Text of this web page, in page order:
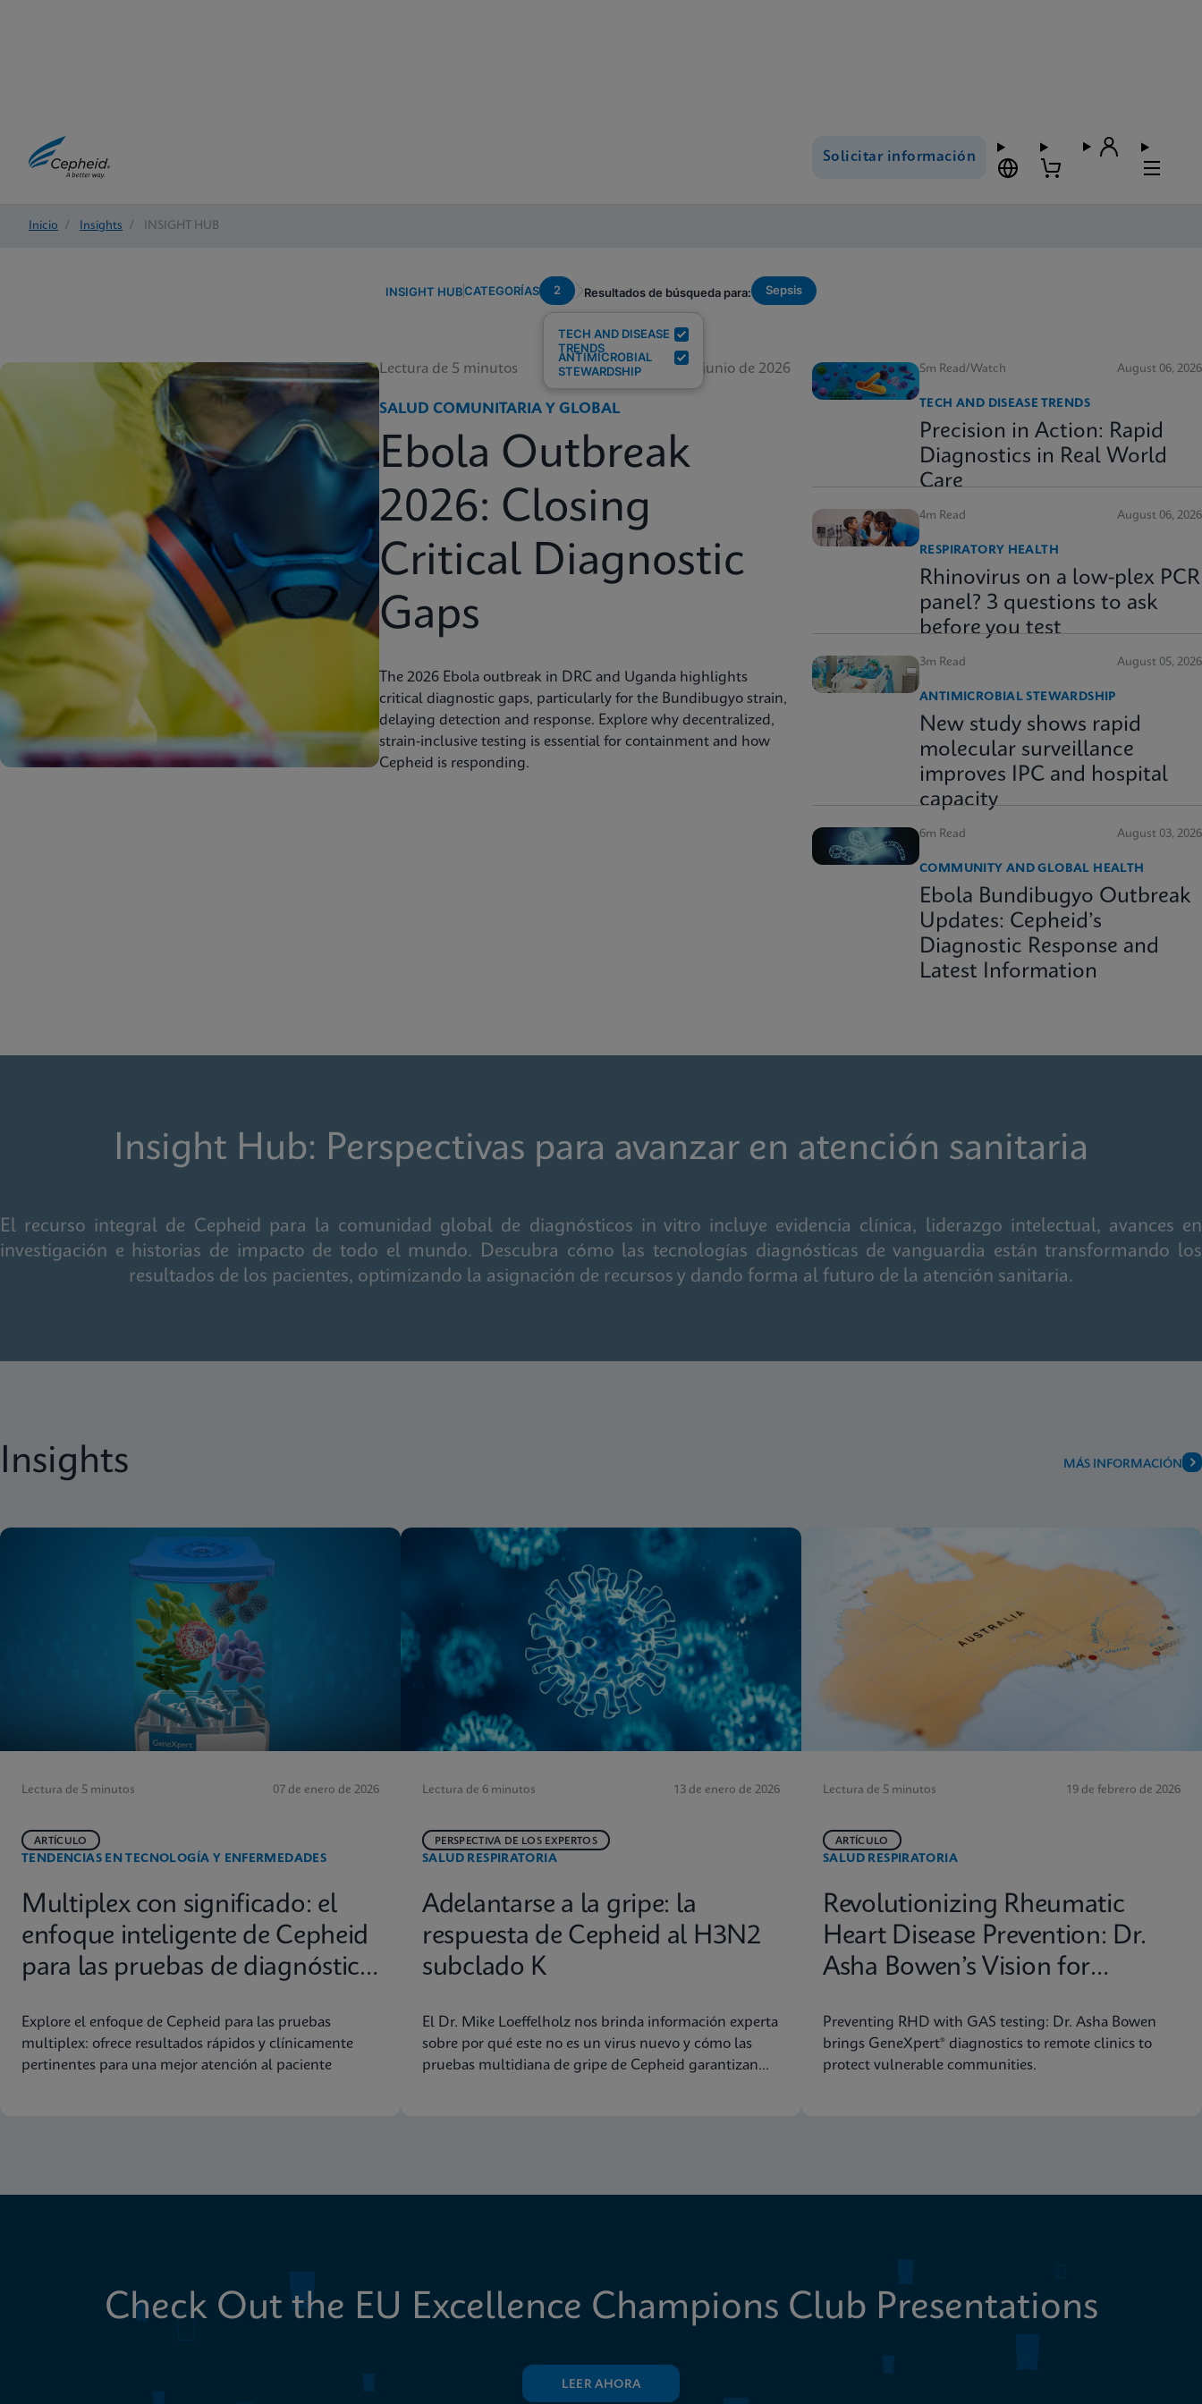
Solicitar información
Inicio / Insights / INSIGHT HUB
INSIGHT HUBCATEGORÍAS 2
TECH AND DISEASE
TRENDS
ANTIMICROBIAL
STEWARDSHIP
Resultados de búsqueda para: Sepsis
Lectura de 5 minutos 12 de junio de 2026
SALUD COMUNITARIA Y GLOBAL
Ebola Outbreak
2026: Closing
Critical Diagnostic
Gaps
The 2026 Ebola outbreak in DRC and Uganda highlights
critical diagnostic gaps, particularly for the Bundibugyo strain,
delaying detection and response. Explore why decentralized,
strain-inclusive testing is essential for containment and how
Cepheid is responding.
5m Read/Watch August 06, 2026
TECH AND DISEASE TRENDS
Precision in Action: Rapid
Diagnostics in Real World
Care
4m Read August 06, 2026
RESPIRATORY HEALTH
Rhinovirus on a low-plex PCR
panel? 3 questions to ask
before you test
3m Read August 05, 2026
ANTIMICROBIAL STEWARDSHIP
New study shows rapid
molecular surveillance
improves IPC and hospital
capacity
6m Read August 03, 2026
COMMUNITY AND GLOBAL HEALTH
Ebola Bundibugyo Outbreak
Updates: Cepheid’s
Diagnostic Response and
Latest Information
Insight Hub: Perspectivas para avanzar en atención sanitaria
El recurso integral de Cepheid para la comunidad global de diagnósticos in vitro incluye evidencia clínica, liderazgo intelectual, avances en
investigación e historias de impacto de todo el mundo. Descubra cómo las tecnologías diagnósticas de vanguardia están transformando los
resultados de los pacientes, optimizando la asignación de recursos y dando forma al futuro de la atención sanitaria.
Insights MÁS INFORMACIÓN
Lectura de 5 minutos 07 de enero de 2026
TENDENCIAS EN TECNOLOGÍA Y ENFERMEDADES
ARTÍCULO
Multiplex con significado: el
enfoque inteligente de Cepheid
para las pruebas de diagnóstico
Explore el enfoque de Cepheid para las pruebas
multiplex: ofrece resultados rápidos y clínicamente
pertinentes para una mejor atención al paciente
Lectura de 6 minutos 13 de enero de 2026
SALUD RESPIRATORIA
PERSPECTIVA DE LOS EXPERTOS
Adelantarse a la gripe: la
respuesta de Cepheid al H3N2
subclado K
El Dr. Mike Loeffelholz nos brinda información experta
sobre por qué este no es un virus nuevo y cómo las
pruebas multidiana de gripe de Cepheid garantizan
Lectura de 5 minutos 19 de febrero de 2026
SALUD RESPIRATORIA
ARTÍCULO
Revolutionizing Rheumatic
Heart Disease Prevention: Dr.
Asha Bowen’s Vision for
Preventing RHD with GAS testing: Dr. Asha Bowen
brings GeneXpert® diagnostics to remote clinics to
protect vulnerable communities.
Check Out the EU Excellence Champions Club Presentations
LEER AHORA